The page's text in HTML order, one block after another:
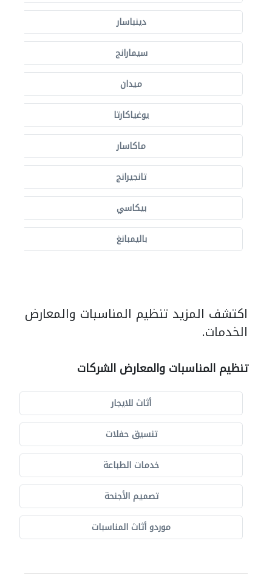
دينباسار
سيمارانج
ميدان
يوغياكارتا
ماكاسار
تانجيرانج
بيكاسي
باليمبانغ
اكتشف المزيد تنظيم المناسبات والمعارض
الخدمات.
تنظيم المناسبات والمعارض الشركات
أثاث للايجار
تنسيق حفلات
خدمات الطباعة
تصميم الأجنحة
موردو أثاث المناسبات